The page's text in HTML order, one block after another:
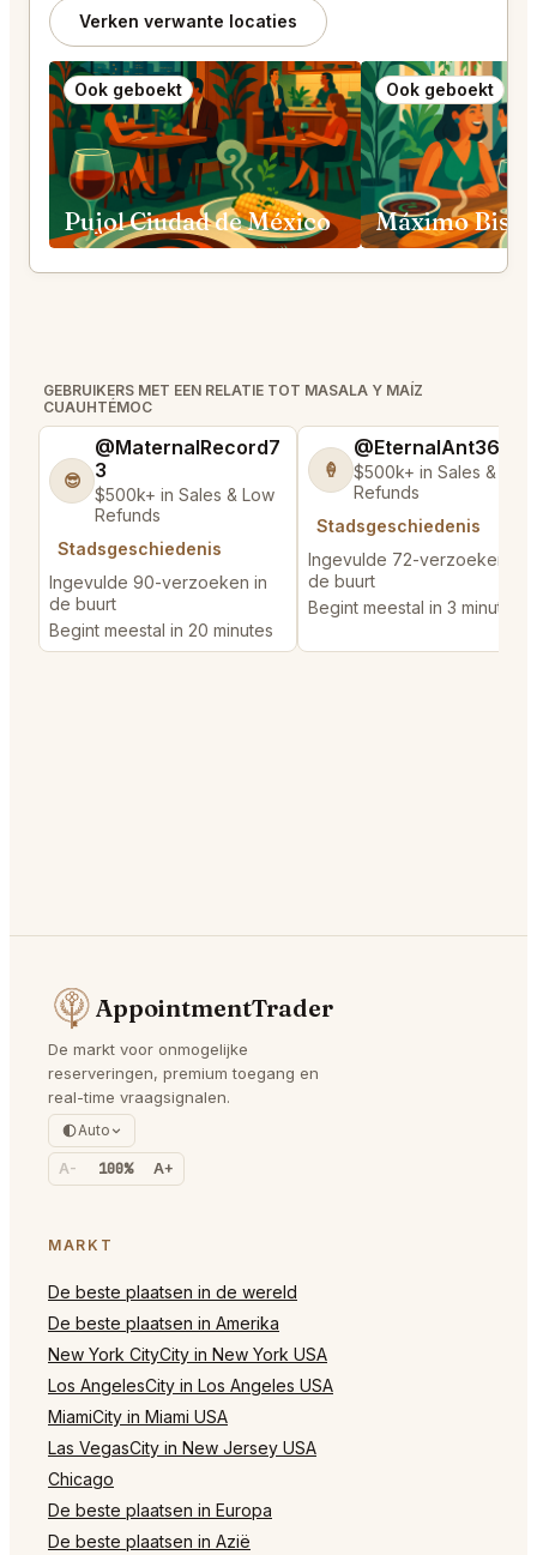
Verken verwante locaties
Ook geboekt
Pujol Ciudad de México
Ook geboekt
GEBRUIKERS MET EEN RELATIE TOT MASALA Y MAÍZ
CUAUHTÉMOC
😎
@MaternalRecord7
3
$500k+ in Sales & Low
Refunds
Stadsgeschiedenis
Ingevulde 90-verzoeken in
de buurt
Begint meestal in 20 minutes
🍦
@EternalAnt36
$500k+ in Sales & Low
Refunds
Stadsgeschiedenis
Ingevulde 72-verzoeken in
de buurt
Begint meestal in 3 minutes
AppointmentTrader
De markt voor onmogelijke
reserveringen, premium toegang en
real-time vraagsignalen.
Auto
A- 100% A+
MARKT
De beste plaatsen in de wereld
De beste plaatsen in Amerika
New York CityCity in New York USA
Los AngelesCity in Los Angeles USA
MiamiCity in Miami USA
Las VegasCity in New Jersey USA
Chicago
De beste plaatsen in Europa
De beste plaatsen in Azië